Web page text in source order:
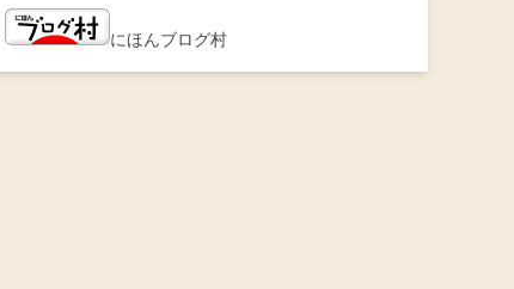
にほんブログ村